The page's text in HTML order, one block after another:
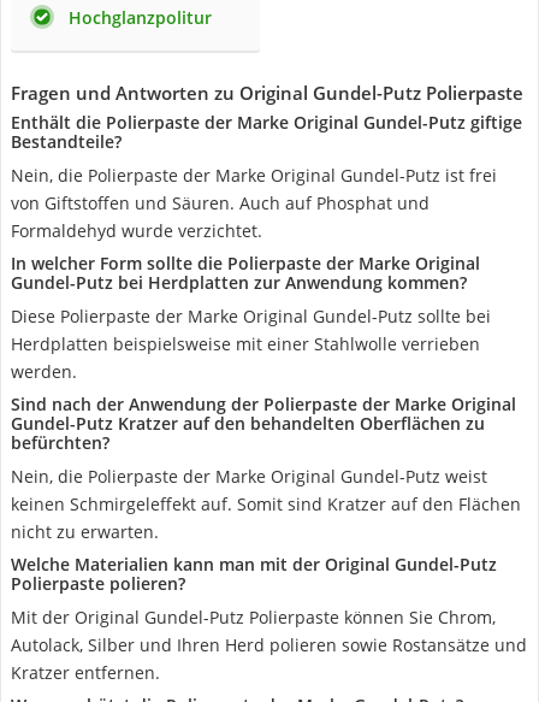
Hochglanzpolitur
Fragen und Antworten zu Original Gundel-Putz Polierpaste
Enthält die Polierpaste der Marke Original Gundel-Putz giftige
Bestandteile?
Nein, die Polierpaste der Marke Original Gundel-Putz ist frei
von Giftstoffen und Säuren. Auch auf Phosphat und
Formaldehyd wurde verzichtet.
In welcher Form sollte die Polierpaste der Marke Original
Gundel-Putz bei Herdplatten zur Anwendung kommen?
Diese Polierpaste der Marke Original Gundel-Putz sollte bei
Herdplatten beispielsweise mit einer Stahlwolle verrieben
werden.
Sind nach der Anwendung der Polierpaste der Marke Original
Gundel-Putz Kratzer auf den behandelten Oberflächen zu
befürchten?
Nein, die Polierpaste der Marke Original Gundel-Putz weist
keinen Schmirgeleffekt auf. Somit sind Kratzer auf den Flächen
nicht zu erwarten.
Welche Materialien kann man mit der Original Gundel-Putz
Polierpaste polieren?
Mit der Original Gundel-Putz Polierpaste können Sie Chrom,
Autolack, Silber und Ihren Herd polieren sowie Rostansätze und
Kratzer entfernen.